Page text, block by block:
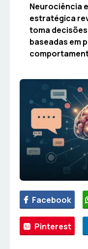
Neurociência
estratégica
toma
baseadas em
Facebook
Pinterest